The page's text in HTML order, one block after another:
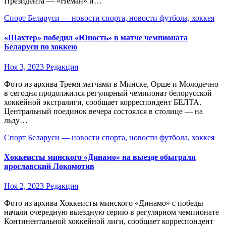
Спорт Беларуси — новости спорта, новости футбола, хоккея
«Шахтер» победил «Юность» в матче чемпионата
Беларуси по хоккею
Ноя 3, 2023 Редакция
Фото из архива Тремя матчами в Минске, Орше и Молодечно
в сегодня продолжился регулярный чемпионат белорусской
хоккейной экстралиги, сообщает корреспондент БЕЛТА.
Центральный поединок вечера состоялся в столице — на
льду…
Спорт Беларуси — новости спорта, новости футбола, хоккея
Хоккеисты минского «Динамо» на выезде обыграли
ярославский Локомотив
Ноя 2, 2023 Редакция
Фото из архива Хоккеисты минского «Динамо» с победы
начали очередную выездную серию в регулярном чемпионате
Континентальной хоккейной лиги, сообщает корреспондент